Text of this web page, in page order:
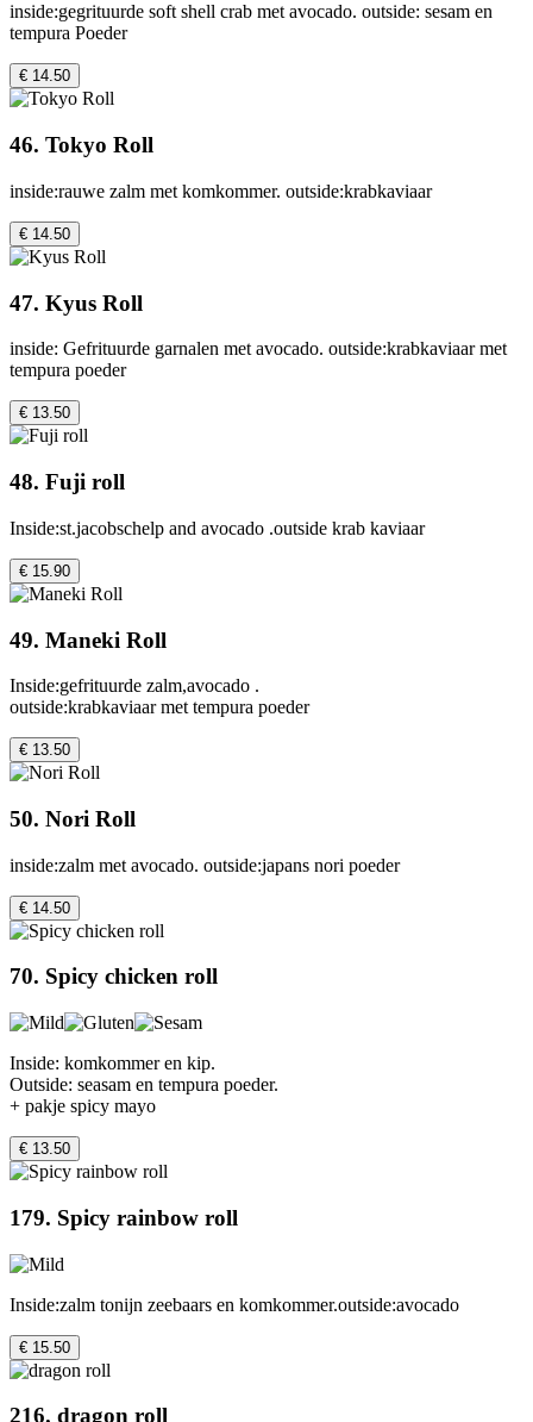
inside:gegrituurde soft shell crab met avocado. outside: sesam en
tempura Poeder
€ 14.50
46. Tokyo Roll
inside:rauwe zalm met komkommer. outside:krabkaviaar
€ 14.50
47. Kyus Roll
inside: Gefrituurde garnalen met avocado. outside:krabkaviaar met
tempura poeder
€ 13.50
48. Fuji roll
Inside:st.jacobschelp and avocado .outside krab kaviaar
€ 15.90
49. Maneki Roll
Inside:gefrituurde zalm,avocado .
outside:krabkaviaar met tempura poeder
€ 13.50
50. Nori Roll
inside:zalm met avocado. outside:japans nori poeder
€ 14.50
70. Spicy chicken roll
Inside: komkommer en kip.
Outside: seasam en tempura poeder.
+ pakje spicy mayo
€ 13.50
179. Spicy rainbow roll
Inside:zalm tonijn zeebaars en komkommer.outside:avocado
€ 15.50
216. dragon roll